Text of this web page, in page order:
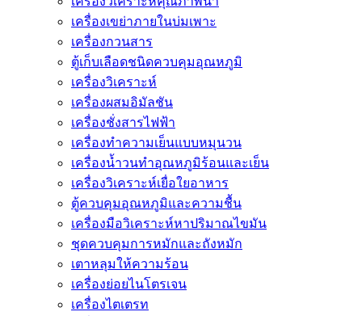
เครื่องเขย่าภายในบ่มเพาะ
เครื่องกวนสาร
ตู้เก็บเลือดชนิดควบคุมอุณหภูมิ
เครื่องวิเคราะห์
เครื่องผสมอิมัลชัน
เครื่องชั่งสารไฟฟ้า
เครื่องทำความเย็นแบบหมุนวน
เครื่องน้ำวนทำอุณหภูมิร้อนและเย็น
เครื่องวิเคราะห์เยื่อใยอาหาร
ตู้ควบคุมอุณหภูมิและความชื้น
เครื่องมือวิเคราะห์หาปริมาณไขมัน
ชุดควบคุมการหมักและถังหมัก
เตาหลุมให้ความร้อน
เครื่องย่อยไนโตรเจน
เครื่องไตเตรท